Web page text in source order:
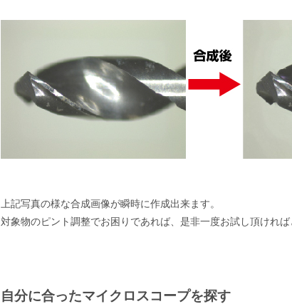
上記写真の様な合成画像が瞬時に作成出来ます。
対象物のピント調整でお困りであれば、是非一度お試し頂けれ
自分に合ったマイクロスコープを探す